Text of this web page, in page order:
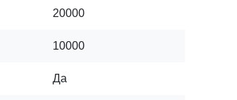
20000
10000
Да